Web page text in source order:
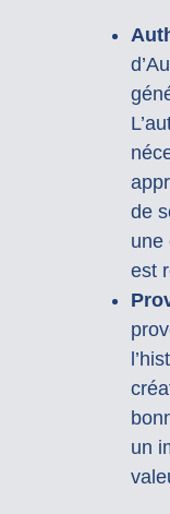
de
une
est
un